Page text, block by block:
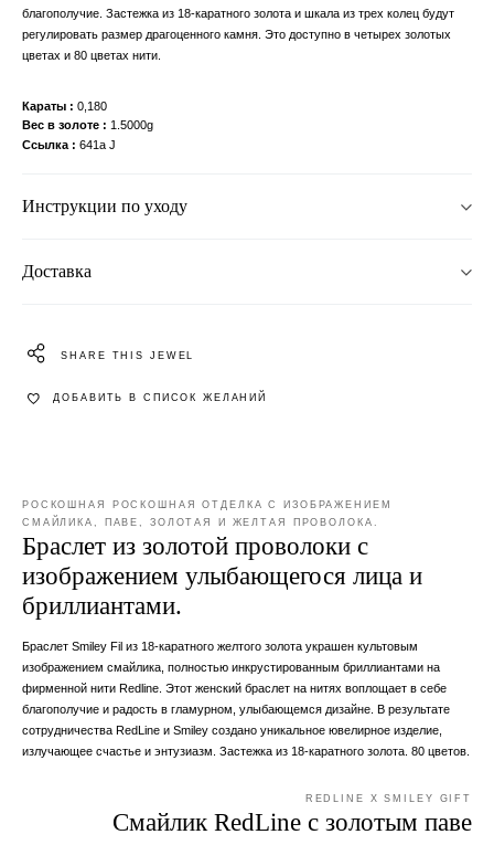
благополучие. Застежка из 18-каратного золота и шкала из трех колец будут
регулировать размер драгоценного камня. Это доступно в четырех золотых
цветах и ​​80 цветах нити.
Караты
0,180
Вес в золоте
1.5000g
Ссылка
641a J
Инструкции по уходу
Доставка
SHARE THIS JEWEL
ДОБАВИТЬ В СПИСОК ЖЕЛАНИЙ
РОСКОШНАЯ РОСКОШНАЯ ОТДЕЛКА С ИЗОБРАЖЕНИЕМ
СМАЙЛИКА, ПАВЕ, ЗОЛОТАЯ И ЖЕЛТАЯ ПРОВОЛОКА.
Браслет из золотой проволоки с
изображением улыбающегося лица и
бриллиантами.
Браслет Smiley Fil из 18-каратного желтого золота украшен культовым
изображением смайлика, полностью инкрустированным бриллиантами на
фирменной нити Redline. Этот женский браслет на нитях воплощает в себе
благополучие и радость в гламурном, улыбающемся дизайне. В результате
сотрудничества RedLine и Smiley создано уникальное ювелирное изделие,
излучающее счастье и энтузиазм. Застежка из 18-каратного золота. 80 цветов.
REDLINE X SMILEY GIFT
Смайлик RedLine с золотым паве